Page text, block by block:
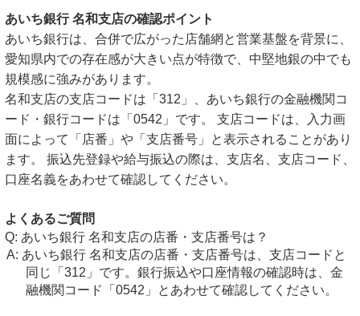
あいち銀行 名和支店の確認ポイント
あいち銀行は、合併で広がった店舗網と営業基盤を背景に、
愛知県内での存在感が大きい点が特徴で、中堅地銀の中でも
規模感に強みがあります。
名和支店の支店コードは「312」、あいち銀行の金融機関コ
ード・銀行コードは「0542」です。 支店コードは、入力画
面によって「店番」や「支店番号」と表示されることがあり
ます。 振込先登録や給与振込の際は、支店名、支店コード、
口座名義をあわせて確認してください。
よくあるご質問
あいち銀行 名和支店の店番・支店番号は？
あいち銀行 名和支店の店番・支店番号は、支店コードと
同じ「312」です。銀行振込や口座情報の確認時は、金
融機関コード「0542」とあわせて確認してください。